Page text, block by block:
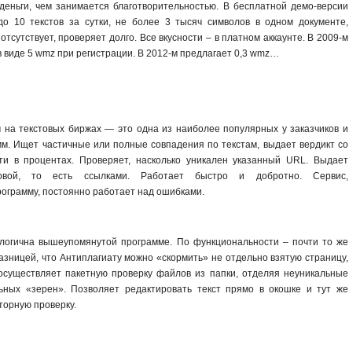
чем занимается благотворительностью. В бесплатной демо-версии
10 текстов за сутки, не более 3 тысяч символов в одном документе,
проверяет долго. Все вкусности – в платном аккаунте. В 2009-м
виде 5 wmz при регистрации. В 2012-м предлагает 0,3 wmz…
текстовых биржах — это одна из наиболее популярных у заказчиков и
Ищет частичные или полные совпадения по текстам, выдает вердикт со
в процентах. Проверяет, насколько уникален указанный URL. Выдает
то есть ссылками. Работает быстро и добротно. Сервис,
постоянно работает над ошибками.
вышеупомянутой программе. По функциональности – почти то же
что Антиплагиату можно «скормить» не отдельно взятую страницу,
пакетную проверку файлов из папки, отделяя неуникальные
«зерен». Позволяет редактировать текст прямо в окошке и тут же
проверку.